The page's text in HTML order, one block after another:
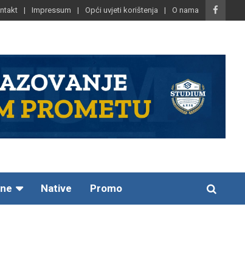
Impressum Opći uvjeti korištenja O nama
Native Promo